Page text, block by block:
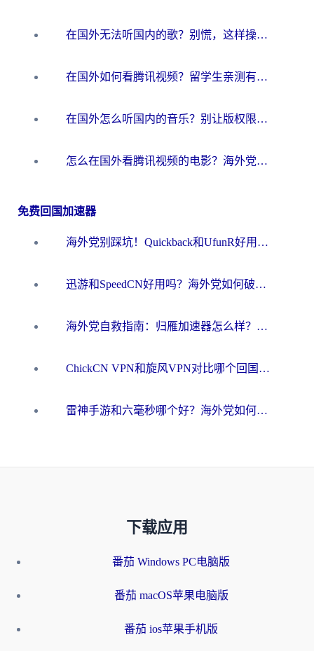
在国外无法听国内的歌？别慌，这样操作就能畅听QQ音乐（附亲测加速器推荐）
在国外如何看腾讯视频？留学生亲测有效的回国加速方案
在国外怎么听国内的音乐？别让版权限制断了你的华语歌单
怎么在国外看腾讯视频的电影？海外党亲测有效的回国加速指南
免费回国加速器
海外党别踩坑！Quickback和UfunR好用吗？选对回国加速器才能无缝刷国内资源
迅游和SpeedCN好用吗？海外党如何破解那道看不见的墙
海外党自救指南：归雁加速器怎么样？教你避开坑实现国内资源无缝访问
ChickCN VPN和旋风VPN对比哪个回国效果更好？海外用户的选择困境与出路
雷神手游和六毫秒哪个好？海外党如何真正解锁国内资源
下载应用
番茄 Windows PC电脑版
番茄 macOS苹果电脑版
番茄 ios苹果手机版